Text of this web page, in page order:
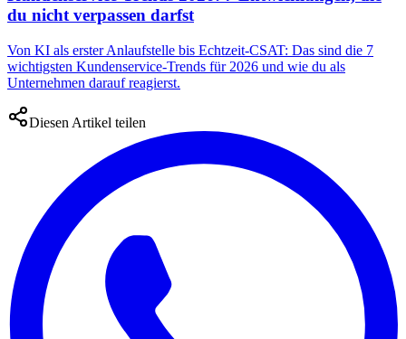
du nicht verpassen darfst
Von KI als erster Anlaufstelle bis Echtzeit-CSAT: Das sind die 7
wichtigsten Kundenservice-Trends für 2026 und wie du als
Unternehmen darauf reagierst.
Diesen Artikel teilen